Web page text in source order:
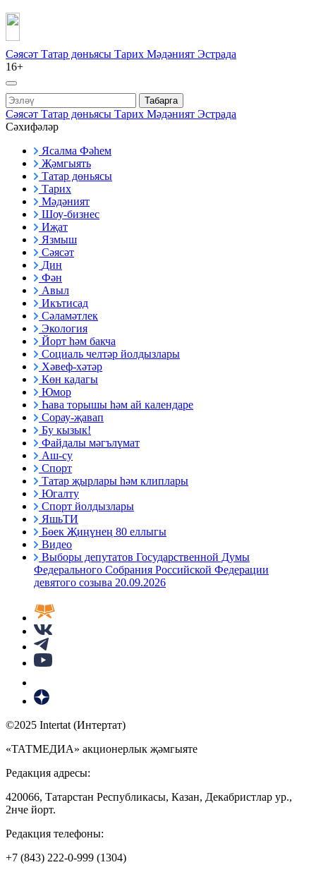
Сәясәт Татар дөньясы Тарих Мәдәният Эстрада
16+
Табарга
Сәясәт Татар дөньясы Тарих Мәдәният Эстрада
Сәхифәләр
Ясалма Фәһем
Җәмгыять
Татар дөньясы
Тарих
Мәдәният
Шоу-бизнес
Иҗат
Язмыш
Сәясәт
Дин
Фән
Авыл
Икътисад
Сәламәтлек
Экология
Йорт һәм бакча
Социаль челтәр йолдызлары
Хәвеф-хәтәр
Көн кадагы
Юмор
Һава торышы һәм ай календаре
Сорау-җавап
Бу кызык!
Файдалы мәгълүмат
Аш-су
Спорт
Татар җырлары һәм клиплары
Югалту
Спорт йолдызлары
ЯшьТИ
Бөек Җиңүнең 80 еллыгы
Видео
Выборы депутатов Государственной Думы
Федерального Собрания Российской Федерации
девятого созыва 20.09.2026
©2025 Intertat (Интертат)
«ТАТМЕДИА» акционерлык җәмгыяте
Редакция адресы:
420066, Татарстан Республикасы, Казан, Декабристлар ур.,
2нче йорт.
Редакция телефоны:
+7 (843) 222-0-999 (1304)